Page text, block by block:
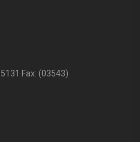
Fax: (03543)